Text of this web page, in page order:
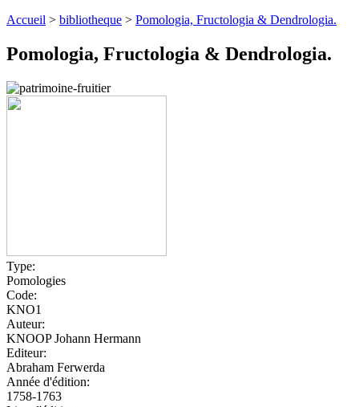
Accueil > bibliotheque > Pomologia, Fructologia & Dendrologia.
Pomologia, Fructologia & Dendrologia.
Type:
Pomologies
Code:
KNO1
Auteur:
KNOOP Johann Hermann
Editeur:
Abraham Ferwerda
Année d'édition:
1758-1763